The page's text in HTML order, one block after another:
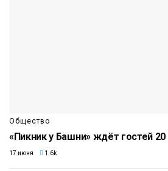
Общество
«Пикник у Башни» ждёт гостей
17 июня 1.6k